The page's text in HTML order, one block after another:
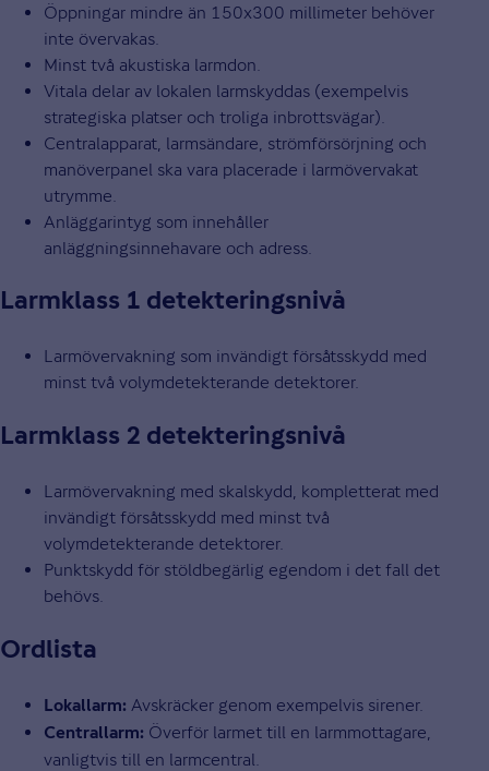
Öppningar mindre än 150x300 millimeter behöver
inte övervakas.
Minst två akustiska larmdon.
Vitala delar av lokalen larmskyddas (exempelvis
strategiska platser och troliga inbrottsvägar).
Centralapparat, larmsändare, strömförsörjning och
manöverpanel ska vara placerade i larmövervakat
utrymme.
Anläggarintyg som innehåller
anläggningsinnehavare och adress.
Larmklass 1 detekteringsnivå
Larmövervakning som invändigt försåtsskydd med
minst två volymdetekterande detektorer.
Larmklass 2 detekteringsnivå
Larmövervakning med skalskydd, kompletterat med
invändigt försåtsskydd med minst två
volymdetekterande detektorer.
Punktskydd för stöldbegärlig egendom i det fall det
behövs.
Ordlista
Lokallarm: Avskräcker genom exempelvis sirener.
Centrallarm: Överför larmet till en larmmottagare,
vanligtvis till en larmcentral.